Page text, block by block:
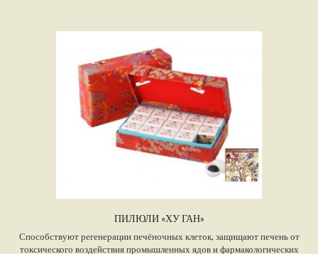
ПИЛЮЛИ «ХУ ГАН»
Способствуют регенерации печёночных клеток, защищают печень от
токсического воздействия промышленных ядов и фармакологических